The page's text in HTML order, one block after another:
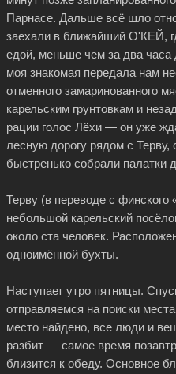
Парнасе. Дальше всё шло
заехали в ближайший О'КЕЙ,
едой, меньше чем за два часа
моя знакомая передала нам
отменного замаринованного
карельским грунтовкам и
рации голос Лёхи — он уже
лесную дорогу рядом с
быстренько собрали палатки
Терву (в переводе с
небольшой карельский
около ста человек.
одноимённой бухты.
Наступает утро пятницы.
отправляемся на поиски
место найдено, все люди и
разбит — самое время
близится к обеду. Основное